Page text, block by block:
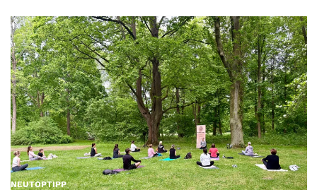
NEUTOPTIPP